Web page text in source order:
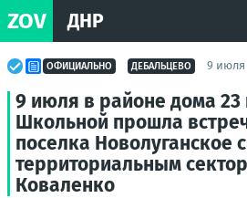
ZOV ДНР
ОФИЦИАЛЬНО ДЕБАЛЬЦЕВО 9 июля
9 июля в районе дома 23
Школьной прошла
поселка Новолуганское
территориальным
Коваленко